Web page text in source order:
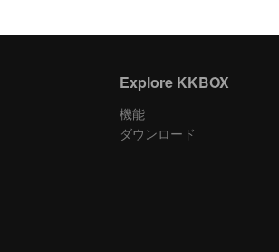
Explore KKBOX
機能
ダウンロード